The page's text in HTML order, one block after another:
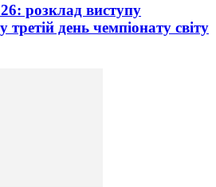
розклад виступу
третій день чемпіонату світу